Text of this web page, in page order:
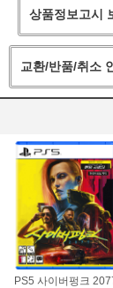
상품정보고시
교환/반품/취소
PS5 사이버펑크